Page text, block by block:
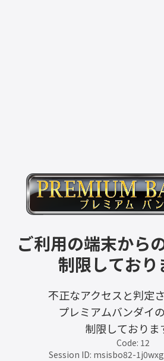
ご利用の端末から
制限しており
不正なアクセスと判定さ
プレミアムバンダイ
制限しておりま
Code: 12
Session ID: msisbo82-